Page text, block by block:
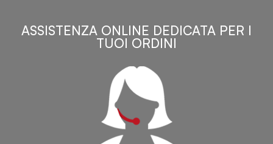
ASSISTENZA ONLINE DEDICATA PER I
TUOI ORDINI